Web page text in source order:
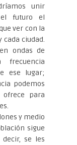
unir
el futuro el
ver con la
cada ciudad.
ondas de
frecuencia
ese lugar;
podemos
para
y medio
sigue
se les